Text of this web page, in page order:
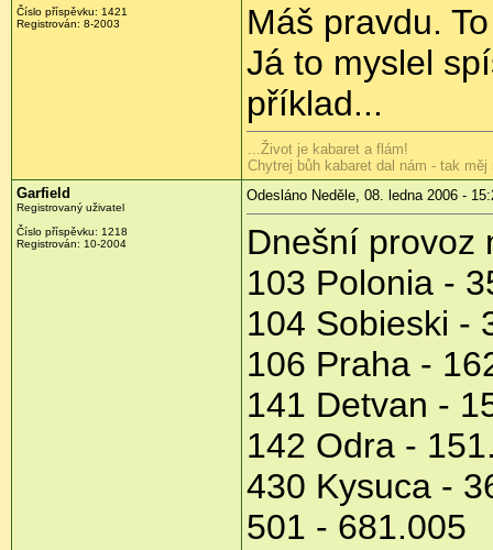
Číslo příspěvku: 1421
Registrován: 8-2003
Máš pravdu.
Já to myslel
příklad...
...Život je kabaret a flám!
Chytrej bůh kabaret dal nám - tak
Garfield
Registrovaný uživatel
Číslo příspěvku: 1218
Registrován: 10-2004
Odesláno Neděle, 08. ledna 2006 -
Dnešní provoz
103 Polonia -
104 Sobieski -
106 Praha -
141 Detvan -
142 Odra -
430 Kysuca -
501 - 681.005